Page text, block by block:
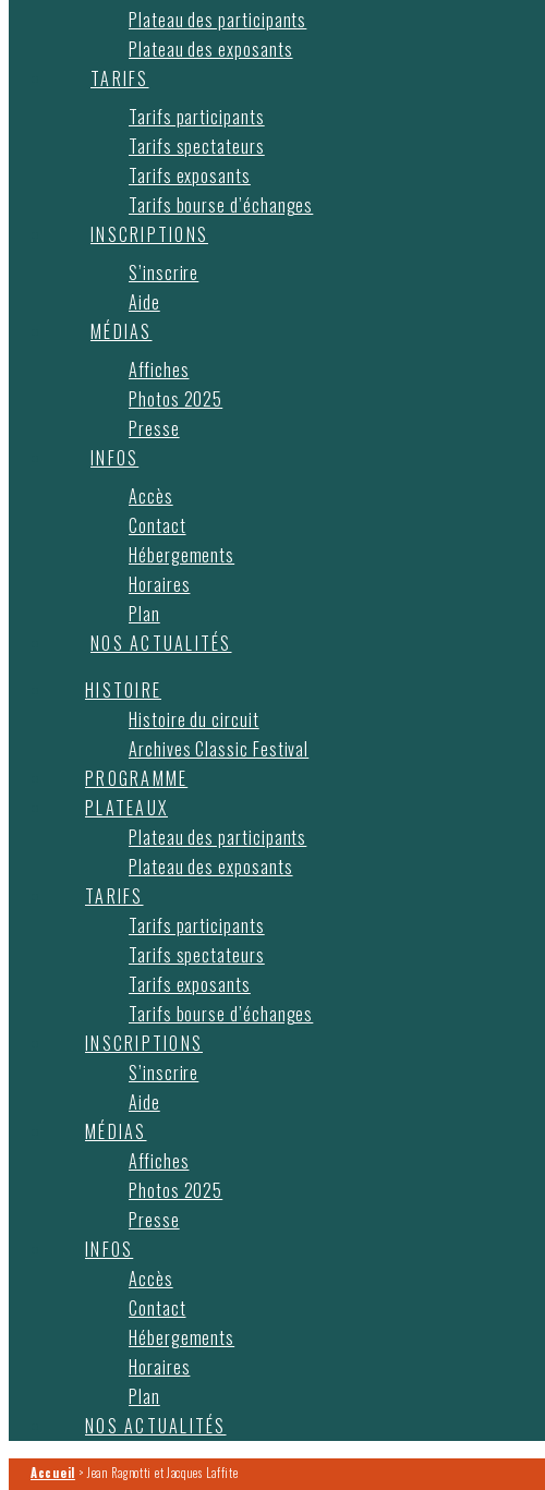
Plateau des participants
Plateau des exposants
TARIFS
Tarifs participants
Tarifs spectateurs
Tarifs exposants
Tarifs bourse d’échanges
INSCRIPTIONS
S’inscrire
Aide
MÉDIAS
Affiches
Photos 2025
Presse
INFOS
Accès
Contact
Hébergements
Horaires
Plan
NOS ACTUALITÉS
HISTOIRE
Histoire du circuit
Archives Classic Festival
PROGRAMME
PLATEAUX
Plateau des participants
Plateau des exposants
TARIFS
Tarifs participants
Tarifs spectateurs
Tarifs exposants
Tarifs bourse d’échanges
INSCRIPTIONS
S’inscrire
Aide
MÉDIAS
Affiches
Photos 2025
Presse
INFOS
Accès
Contact
Hébergements
Horaires
Plan
NOS ACTUALITÉS
Accueil > Jean Ragnotti et Jacques Laffite